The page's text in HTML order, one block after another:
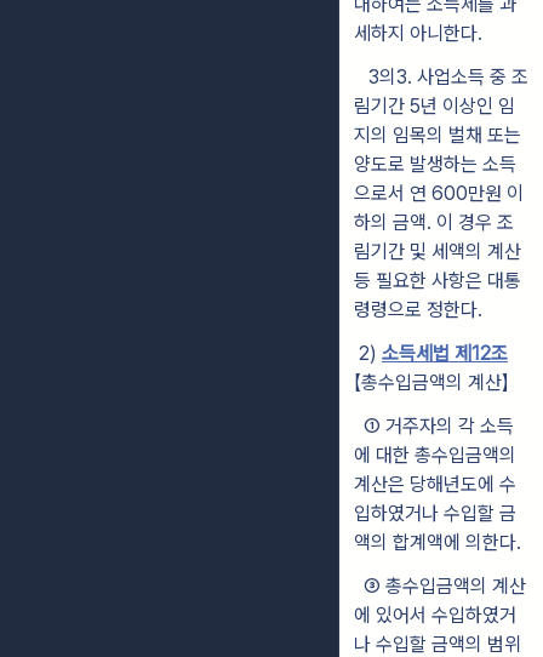
세하지 아니한다.
3의3. 사업소득 중 조
림기간 5년 이상인 임
지의 임목의 벌채 또는
양도로 발생하는 소득
으로서 연 600만원 이
하의 금액. 이 경우 조
림기간 및 세액의 계산
등 필요한 사항은 대통
령령으로 정한다.
2) 소득세법 제12조
【총수입금액의 계산】
① 거주자의 각 소득
에 대한 총수입금액의
계산은 당해년도에 수
입하였거나 수입할 금
액의 합계액에 의한다.
③ 총수입금액의 계산
에 있어서 수입하였거
나 수입할 금액의 범위